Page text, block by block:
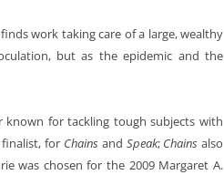
work taking care of a large, wealthy
but as the epidemic and the
for tackling tough subjects with
finalist, for Chains and Speak; Chains also
was chosen for the 2009 Margaret A.